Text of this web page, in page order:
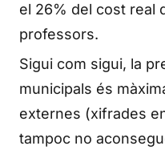
el 26% del cost real
professors.
Sigui com sigui, la
municipals és
externes (xifrades
tampoc no